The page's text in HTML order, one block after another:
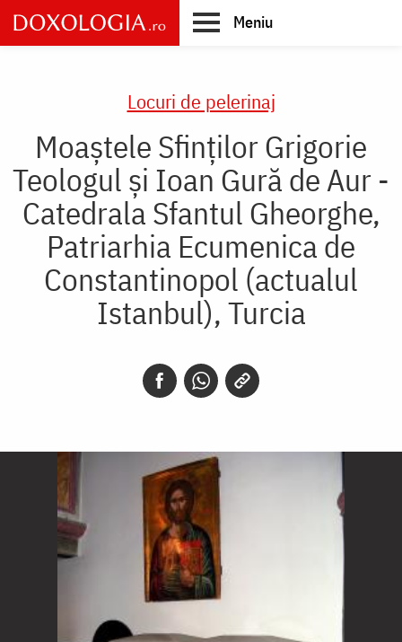
Skip
to
main
Meniu
Locuri de pelerinaj
Moaștele Sfinților Grigorie
Teologul și Ioan Gură de Aur -
Catedrala Sfantul Gheorghe,
Patriarhia Ecumenica de
Constantinopol (actualul
Istanbul), Turcia